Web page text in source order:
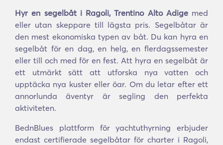
Hyr en segelbåt i Ragoli, Trentino Alto Adigemed
eller utan skeppare till lägsta pris. Segelbåtar är
den mest ekonomiska typen av båt. Du kan hyra en
segelbåt för en dag, en helg, en flerdagssemester
eller till och med för en fest. Att hyra en segelbåt är
ett utmärkt sätt att utforska nya vatten och
upptäcka nya kuster eller öar. Om du letar efter ett
annorlunda äventyr är segling den perfekta
aktiviteten.
BednBlues plattform för yachtuthyrning erbjuder
endast certifierade segelbåtar för charter i Ragoli,